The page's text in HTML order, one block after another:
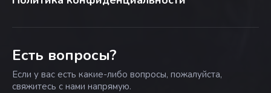
Есть вопросы?
Если у вас есть какие-либо вопросы, пожалуйста,
свяжитесь с нами напрямую.